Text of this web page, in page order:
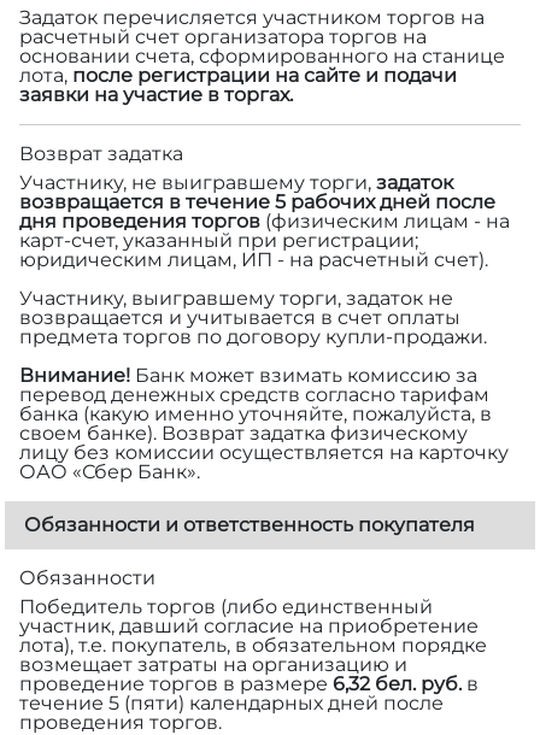
Задаток перечисляется участником торгов на
расчетный счет организатора торгов на
основании счета, сформированного на станице
лота, после регистрации на сайте и подачи
заявки на участие в торгах.
Возврат задатка
Участнику, не выигравшему торги, задаток
возвращается в течение 5 рабочих дней после
дня проведения торгов (физическим лицам - на
карт-счет, указанный при регистрации;
юридическим лицам, ИП - на расчетный счет).
Участнику, выигравшему торги, задаток не
возвращается и учитывается в счет оплаты
предмета торгов по договору купли-продажи.
Внимание! Банк может взимать комиссию за
перевод денежных средств согласно тарифам
банка (какую именно уточняйте, пожалуйста, в
своем банке). Возврат задатка физическому
лицу без комиссии осуществляется на карточку
ОАО «Сбер Банк».
Обязанности и ответственность покупателя
Обязанности
Победитель торгов (либо единственный
участник, давший согласие на приобретение
лота), т.е. покупатель, в обязательном порядке
возмещает затраты на организацию и
проведение торгов в размере 6,32 бел. руб.в
течение 5 (пяти) календарных дней после
проведения торгов.